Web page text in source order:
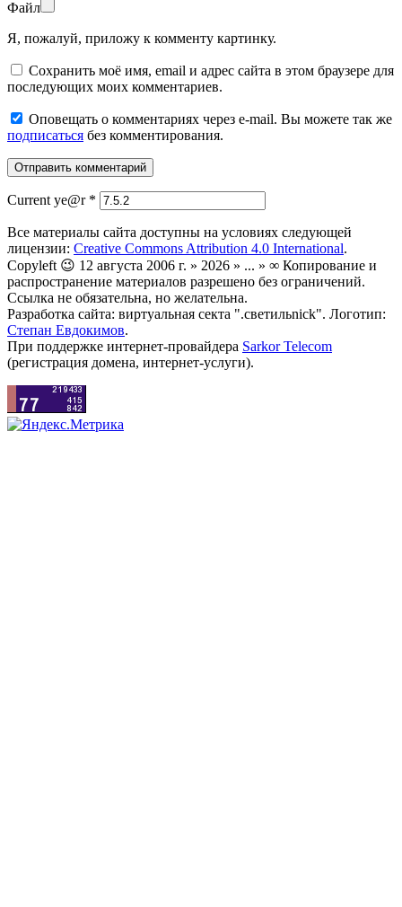
Файл
Я, пожалуй, приложу к комменту картинку.
Сохранить моё имя, email и адрес сайта в этом браузере для
последующих моих комментариев.
Оповещать о комментариях через e-mail. Вы можете так же
подписаться без комментирования.
Current ye@r *
Все материалы сайта доступны на условиях следующей
лицензии: Creative Commons Attribution 4.0 International.
Copyleft 😉 12 августа 2006 г. » 2026 » ... » ∞ Копирование и
распространение материалов разрешено без ограничений.
Ссылка не обязательна, но желательна.
Разработка сайта: виртуальная секта ".светильnick". Логотип:
Степан Евдокимов.
При поддержке интернет-провайдера Sarkor Telecom
(регистрация домена, интернет-услуги).